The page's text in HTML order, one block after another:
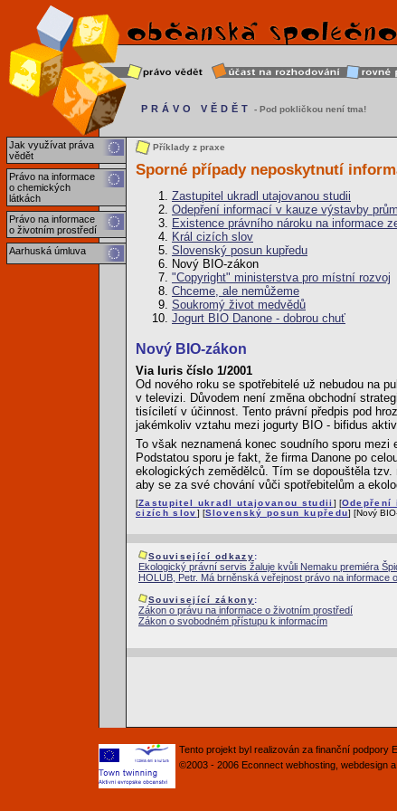
Jak využívat práva
vědět
Právo na informace
o chemických
látkách
Právo na informace
o životním prostředí
Aarhuská úmluva
PRÁVO VĚDĚT
- Pod pokličkou není tma!
Příklady z praxe
Sporné případy neposkytnutí
Zastupitel ukradl utajovanou studii
Odepření informací v kauze výstavby
Existence právního nároku na informace
Král cizích slov
Slovenský posun kupředu
Nový BIO-zákon
"Copyright" ministerstva pro místní rozvoj
Chceme, ale nemůžeme
Soukromý život medvědů
Jogurt BIO Danone - dobrou chuť
Nový BIO-zákon
Via Iuris číslo 1/2001
Od nového roku se spotřebitelé už nebudou na
v televizi. Důvodem není změna obchodní
tisíciletí v účinnost. Tento právní předpis pod
jakémkoliv vztahu mezi jogurty BIO - bifidus
To však neznamená konec soudního sporu
Podstatou sporu je fakt, že firma Danone po
ekologických zemědělců. Tím se dopouštěla
aby se za své chování vůči spotřebitelům a
[Zastupitel ukradl utajovanou studii ] [Odepření
cizích slov] [Slovenský posun kupředu] [Nový
Související odkazy:
Ekologický právní servis žaluje kvůli Nemaku premiéra
HOLUB, Petr. Má brněnská veřejnost právo na informace
Související zákony:
Zákon o právu na informace o životním prostředí
Zákon o svobodném přístupu k informacím
Tento projekt byl realizován za finanční podpory
©2003 - 2006 Econnect webhosting webdesign a